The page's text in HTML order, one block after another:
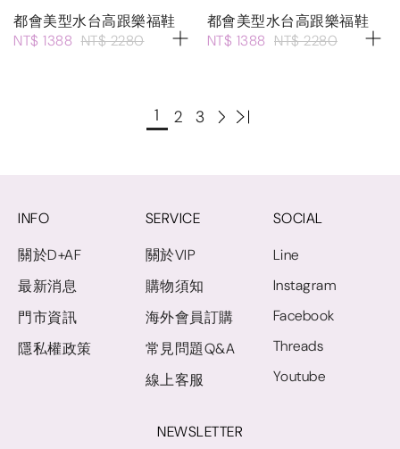
都會美型水台高跟樂福鞋
NT$ 1388 NT$ 2280
都會美型水台高跟樂福鞋
NT$ 1388 NT$ 2280
1 2 3
INFO
關於D+AF
最新消息
門市資訊
隱私權政策
SERVICE
關於VIP
購物須知
海外會員訂購
常見問題Q&A
線上客服
SOCIAL
Line
Instagram
Facebook
Threads
Youtube
NEWSLETTER